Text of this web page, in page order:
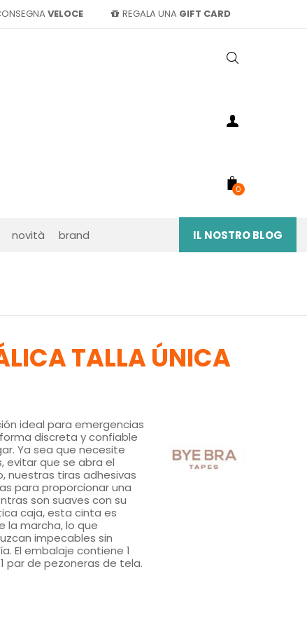
VELOCE REGALA UNA GIFT CARD
0
novità brand IL NOSTRO BLOG
TALLA ÚNICA
ideal para emergencias
discreta y confiable
Ya sea que necesite
evitar que se abra el
nuestras tiras adhesivas
para proporcionar una
son suaves con su
caja, esta cinta es
la marcha, lo que
impecables sin
El embalaje contiene 1
par de pezoneras de tela.